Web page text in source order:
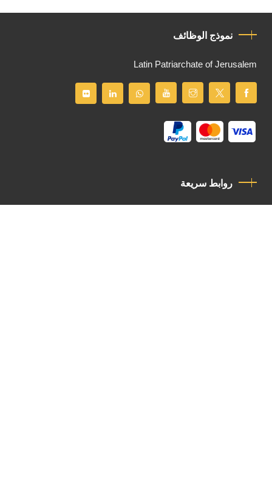
نموذج الوظائف
Latin Patriarchate of Jerusalem
روابط سريعة